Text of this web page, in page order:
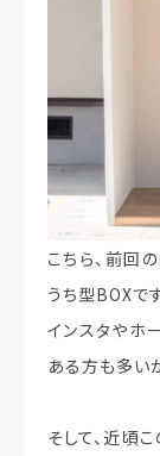
こちら、前回
うち型BOXです
インスタやホ
ある方も多い
そして、近頃